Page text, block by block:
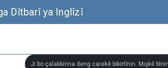
Dîtbarî ya Inglîzî
Ji bo çalakkirina deng carekê bikirtînin. Mişkê